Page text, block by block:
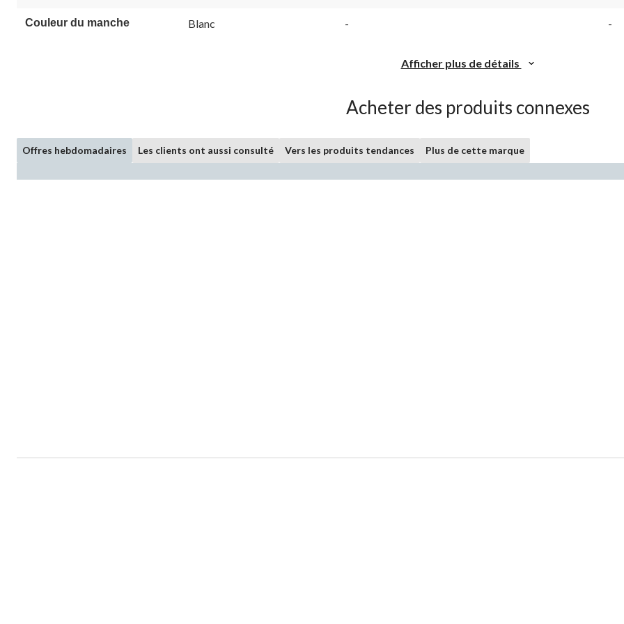
Couleur du manche Blanc - -
Afficher plus de détails
Acheter des produits connexes
Offres hebdomadaires Les clients ont aussi consulté Vers les produits tendances Plus de cette marque